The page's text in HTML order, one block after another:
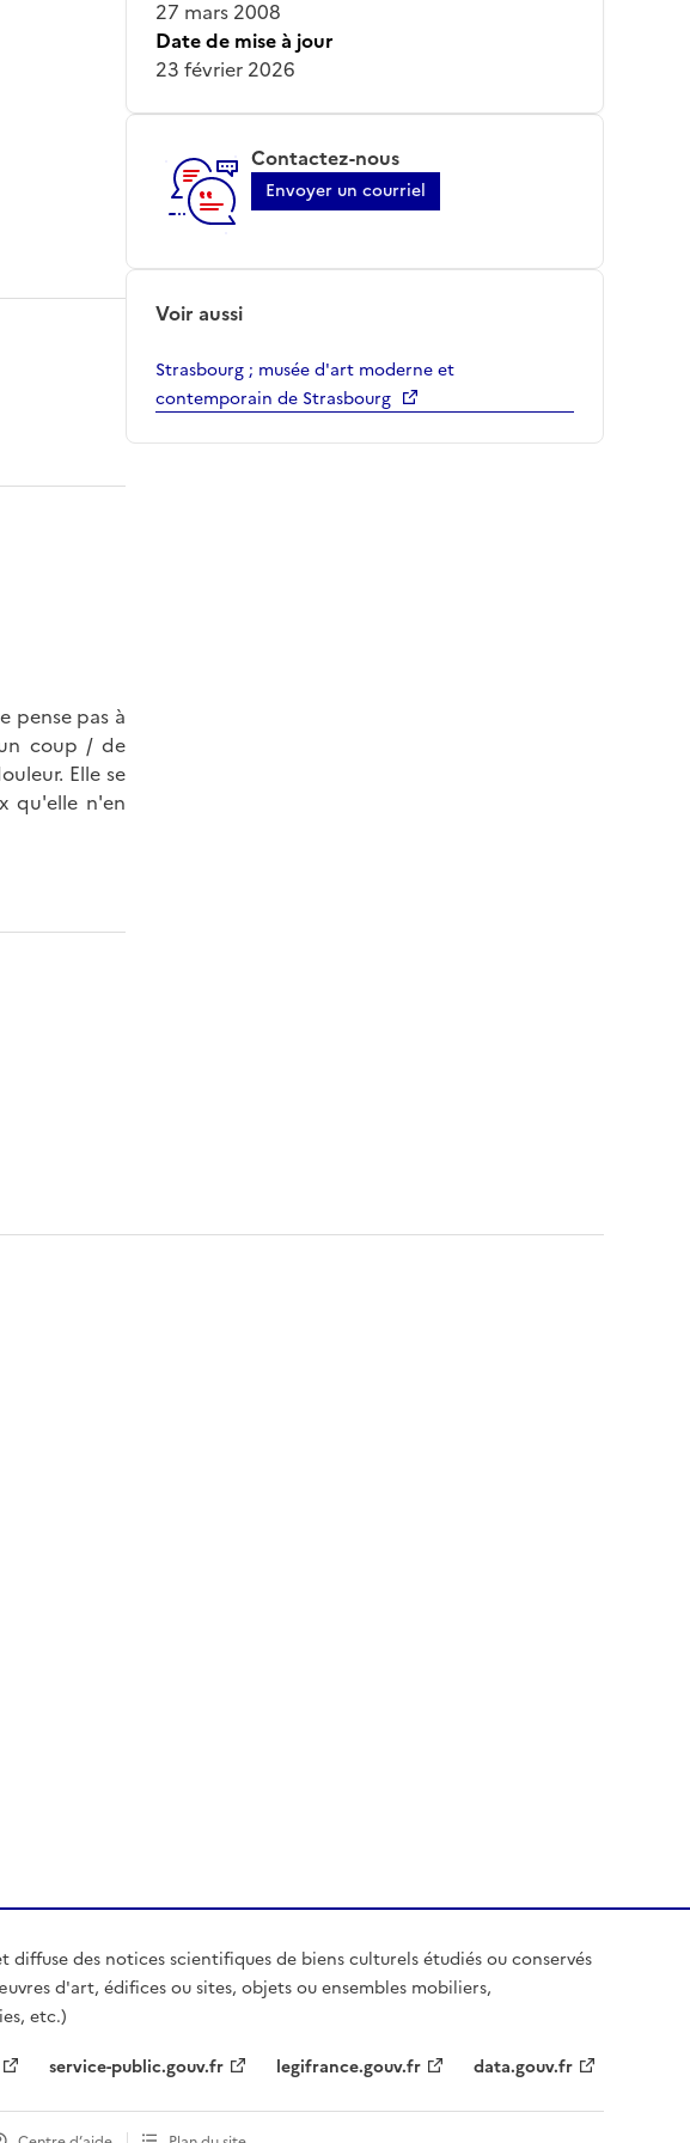
pense pas à
coup / de
Elle se
qu'elle n'en
27 mars 2008
Date de mise à jour
23 février 2026
Contactez-nous
Envoyer un courriel
Voir aussi
Strasbourg ; musée d'art moderne et
contemporain de Strasbourg
diffuse des notices scientifiques de biens culturels étudiés ou conservés
d'art, édifices ou sites, objets ou ensembles mobiliers,
etc.)
service-public.gouv.fr legifrance.gouv.fr data.gouv.fr